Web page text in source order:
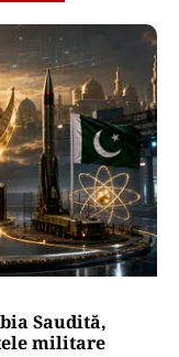
Saudită,
militare